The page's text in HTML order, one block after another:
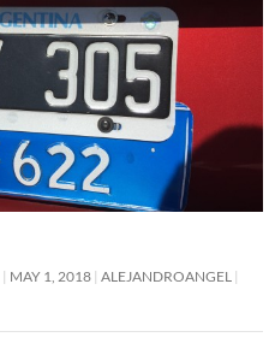
MAY 1, 2018 ALEJANDROANGEL